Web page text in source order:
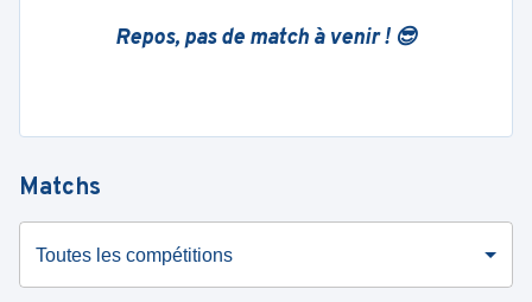
Repos, pas de match à venir ! 😎
Matchs
Toutes les compétitions